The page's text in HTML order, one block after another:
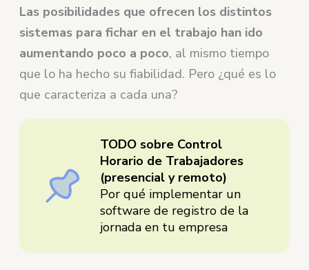
Las posibilidades que ofrecen los distintos
sistemas para fichar en el trabajo han ido
aumentando poco a poco, al mismo tiempo
que lo ha hecho su fiabilidad. Pero ¿qué es lo
que caracteriza a cada una?
TODO sobre Control
Horario de Trabajadores
(presencial y remoto)
Por qué implementar un
software de registro de la
jornada en tu empresa